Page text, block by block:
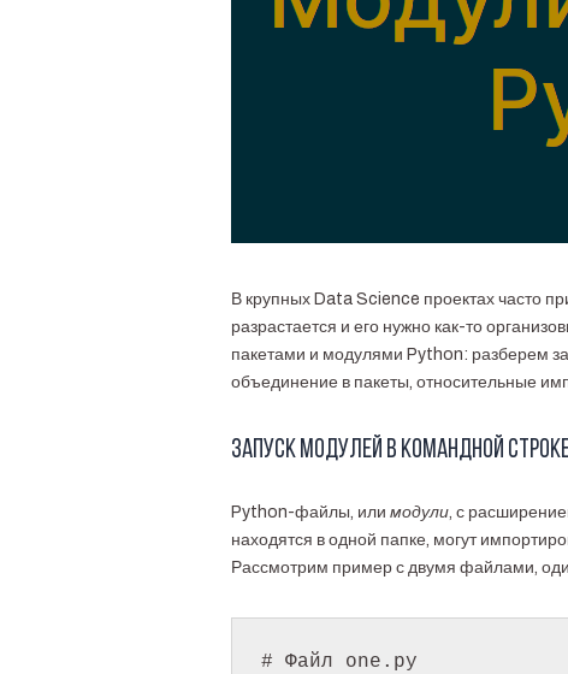
В крупных Data Science проектах часто
разрастается и его нужно как-то
пакетами и модулями Python: разберем
объединение в пакеты, относительные
Запуск модулей в командной
Python-файлы, или модули, с
находятся в одной папке, могут
Рассмотрим пример с двумя файлами,
# Файл one.py